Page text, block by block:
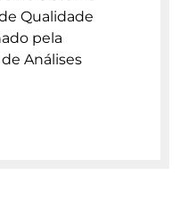
Qualidade
pela
Análises